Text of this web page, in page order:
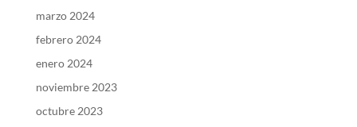
marzo 2024
febrero 2024
enero 2024
noviembre 2023
octubre 2023